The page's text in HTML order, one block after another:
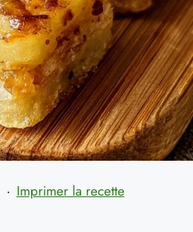
· Imprimer la recette